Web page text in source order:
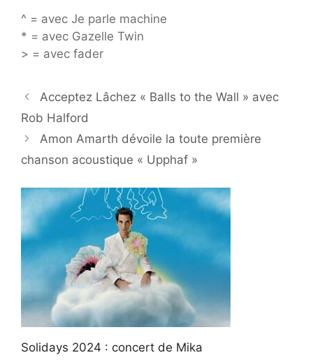
^ = avec Je parle machine
* = avec Gazelle Twin
> = avec fader
Acceptez Lâchez « Balls to the Wall » avec
Rob Halford
Amon Amarth dévoile la toute première
chanson acoustique « Upphaf »
Solidays 2024 : concert de Mika